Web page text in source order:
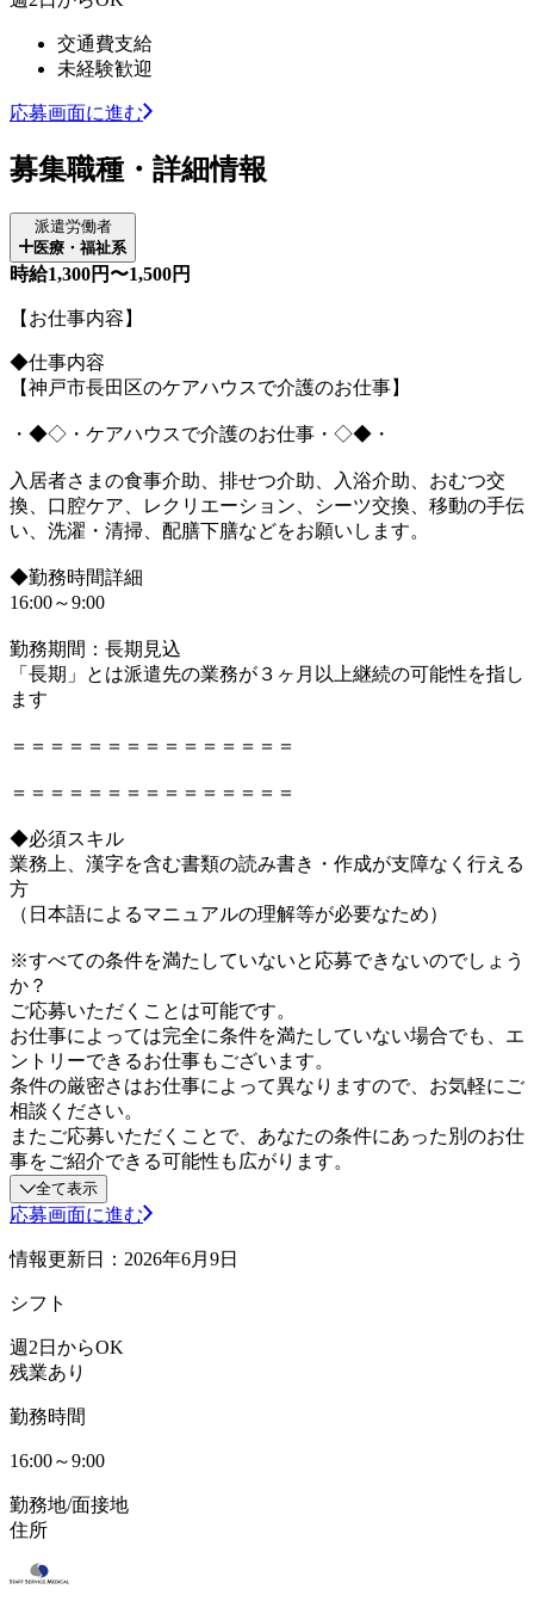
交通費支給
未経験歓迎
応募画面に進む
募集職種・詳細情報
派遣労働者
医療・福祉系
時給1,300円〜1,500円
【お仕事内容】
◆仕事内容
【神戸市長田区のケアハウスで介護のお仕事】
・◆◇・ケアハウスで介護のお仕事・◇◆・
入居者さまの食事介助、排せつ介助、入浴介助、おむつ交
換、口腔ケア、レクリエーション、シーツ交換、移動の手伝
い、洗濯・清掃、配膳下膳などをお願いします。
◆勤務時間詳細
16:00～9:00
勤務期間：長期見込
「長期」とは派遣先の業務が３ヶ月以上継続の可能性を指し
ます
＝＝＝＝＝＝＝＝＝＝＝＝＝＝＝
＝＝＝＝＝＝＝＝＝＝＝＝＝＝＝
◆必須スキル
業務上、漢字を含む書類の読み書き・作成が支障なく行える
方
（日本語によるマニュアルの理解等が必要なため）
※すべての条件を満たしていないと応募できないのでしょう
か？
ご応募いただくことは可能です。
お仕事によっては完全に条件を満たしていない場合でも、エ
ントリーできるお仕事もございます。
条件の厳密さはお仕事によって異なりますので、お気軽にご
相談ください。
またご応募いただくことで、あなたの条件にあった別のお仕
事をご紹介できる可能性も広がります。
全て表示
応募画面に進む
情報更新日：2026年6月9日
シフト
週2日からOK
残業あり
勤務時間
16:00～9:00
勤務地/面接地
住所